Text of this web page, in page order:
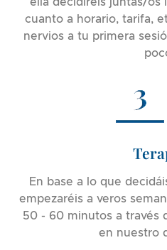
ella decidiréis juntas/os
cuanto a horario, tarifa,
nervios a tu primera
En base a lo que
empezaréis a veros
50 - 60 minutos a través
en nuestro